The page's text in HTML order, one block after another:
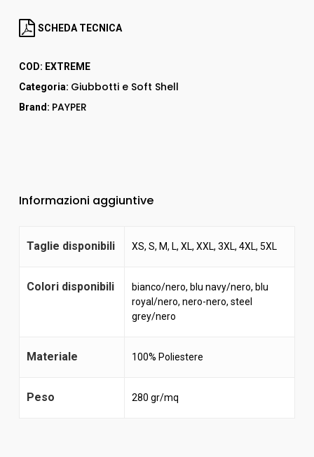
SCHEDA TECNICA
COD: EXTREME
Categoria: Giubbotti e Soft Shell
Brand: PAYPER
Informazioni aggiuntive
Taglie disponibili XS, S, M, L, XL, XXL, 3XL, 4XL, 5XL
Colori disponibili bianco/nero, blu navy/nero, blu
royal/nero, nero-nero, steel
grey/nero
Materiale 100% Poliestere
Peso 280 gr/mq